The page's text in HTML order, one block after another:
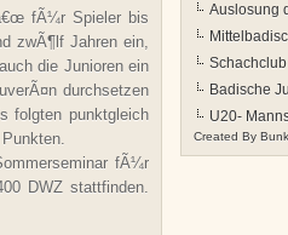
fÃ¼r Spieler bis
zwÃ¶lf Jahren ein,
die Junioren ein
durchsetzen
folgten punktgleich
fÃ¼r
DWZ stattfinden.
Auslosung
Badische
U20-
Created By